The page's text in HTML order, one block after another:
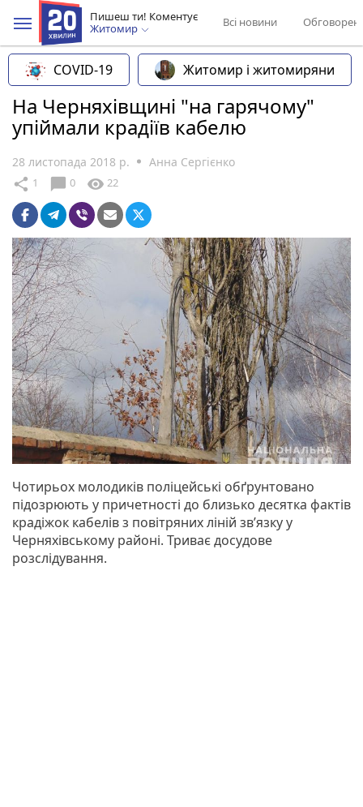
Пишеш ти! Коментує
Житомир
Всі новини
COVID-19 Житомир і житомиряни
На Черняхівщині "на гарячому"
упіймали крадіїв кабелю
28 листопада 2018 р. Анна Сергієнко
share 1 chat_bubble 0 visibility 22
Чотирьох молодиків поліцейські обґрунтовано
підозрюють у причетності до близько десятка фактів
крадіжок кабелів з повітряних ліній зв’язку у
Черняхівському районі. Триває досудове
розслідування.